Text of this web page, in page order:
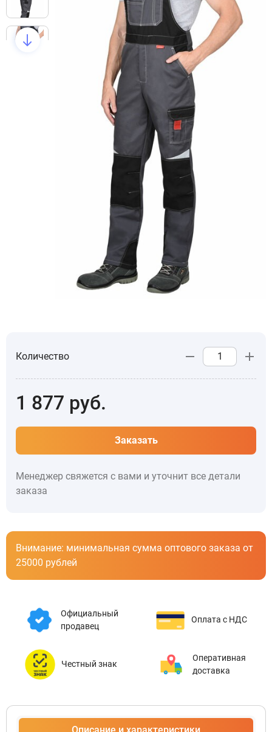
Количество
1 877 руб.
Заказать
Менеджер свяжется с вами и уточнит все детали
заказа
Внимание: минимальная сумма оптового заказа от
25000 рублей
Официальный
продавец
Оплата с НДС
Честный знак
Оперативная
доставка